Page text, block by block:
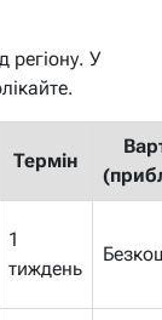
регіону. У
Термін
1
тиждень